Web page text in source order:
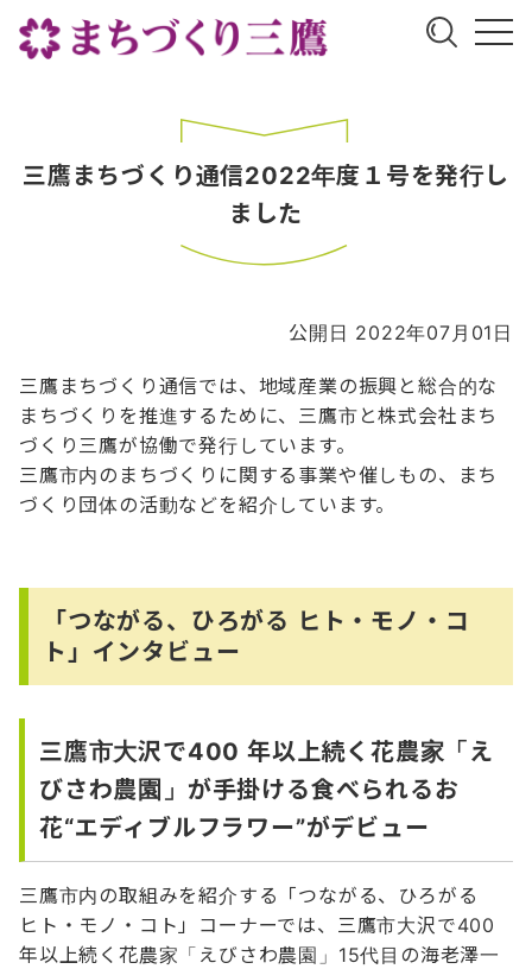
三鷹まちづくり通信2022年度１号を発行し
ました
公開日 2022年07月01日
三鷹まちづくり通信では、地域産業の振興と総合的な
まちづくりを推進するために、三鷹市と株式会社まち
づくり三鷹が協働で発行しています。
三鷹市内のまちづくりに関する事業や催しもの、まち
づくり団体の活動などを紹介しています。
「つながる、ひろがる ヒト・モノ・コ
ト」インタビュー
三鷹市大沢で400 年以上続く花農家「え
びさわ農園」が手掛ける食べられるお
花“エディブルフラワー”がデビュー
三鷹市内の取組みを紹介する「つながる、ひろがる
ヒト・モノ・コト」コーナーでは、三鷹市大沢で400
年以上続く花農家「えびさわ農園」15代目の海老澤一